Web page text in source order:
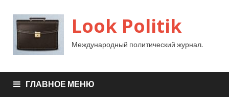
Look Politik
Международный политический журнал.
ГЛАВНОЕ МЕНЮ